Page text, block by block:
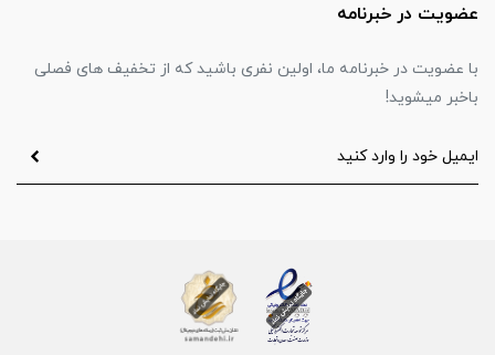
عضویت در خبرنامه
با عضویت در خبرنامه ما، اولین نفری باشید که از تخفیف های فصلی
باخبر میشوید!